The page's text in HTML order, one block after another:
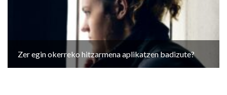
Zer egin okerreko hitzarmena aplikatzen badizute?